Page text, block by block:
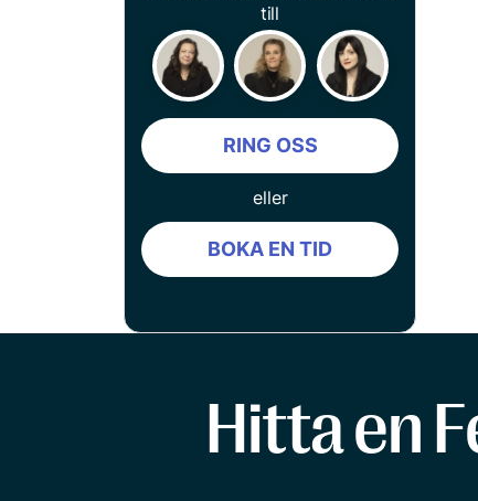
till
RING OSS
eller
BOKA EN TID
Hitta en